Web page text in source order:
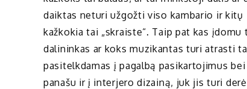
daiktas neturi užgožti viso kambario ir
kažkokia tai „skraiste“. Taip pat kas
dalininkas ar koks muzikantas turi atrasti
pasitelkdamas į pagalbą pasikartojimus
panašu ir į interjero dizainą, juk jis turi